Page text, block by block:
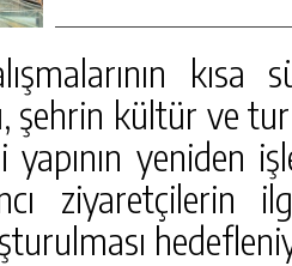
kısa
şehrin kültür ve
yapının yeniden
ziyaretçilerin